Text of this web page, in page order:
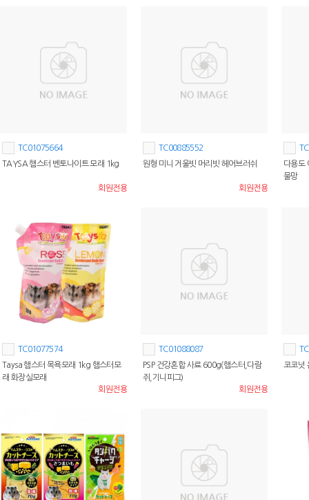
TC01075664
TAYSA 햄스터 벤토나이트 모래 1kg
회원전용
TC00885552
원형 미니 거울빗 머리빗 헤어브러쉬
회원전용
다용도
물망
TC01077574
Taysa 햄스터 목욕모래 1kg 햄스터모
래 화장실모래
회원전용
TC01088087
PSP 건강혼합 사료 600g(햄스터,다람
쥐,기니피그)
회원전용
코코넛